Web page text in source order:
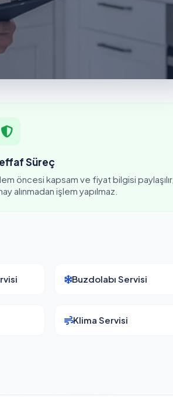
Süreç
öncesi kapsam ve fiyat bilgisi paylaşılır,
alınmadan işlem yapılmaz.
Buzdolabı Servisi
Klima Servisi